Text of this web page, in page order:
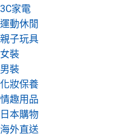
3C家電
運動休閒
親子玩具
女裝
男裝
化妝保養
情趣用品
日本購物
海外直送